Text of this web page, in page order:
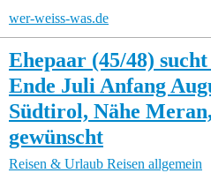
wer-weiss-was.de
Ehepaar (45/48)
Ende Juli Anfang
Südtirol, Nähe
gewünscht
Reisen & Urlaub Reisen allgemein